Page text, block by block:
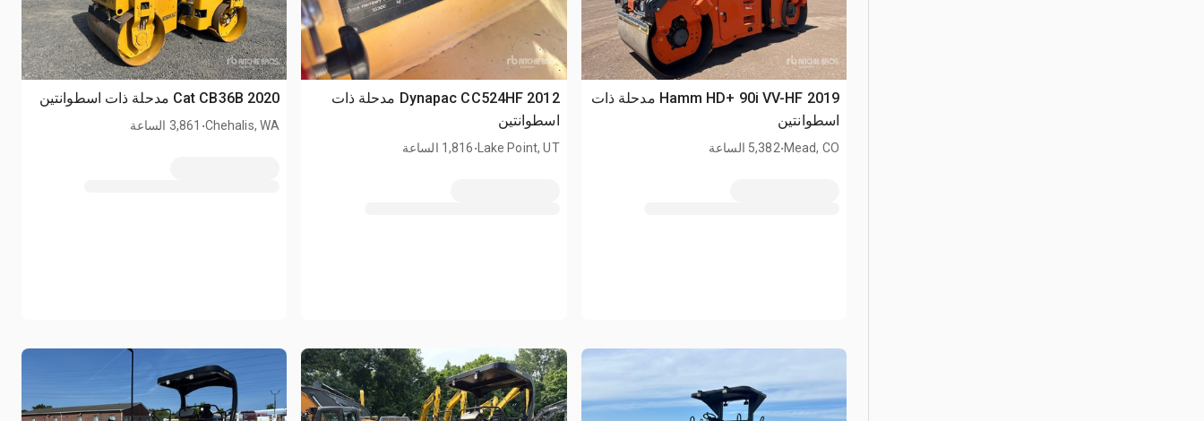
2019 Hamm HD+ 90i VV-HF مدحلة ذات
اسطوانتين
Mead, CO
.5,382 الساعة
2012 Dynapac CC524HF مدحلة ذات
اسطوانتين
Lake Point, UT
.1,816 الساعة
2020 Cat CB36B مدحلة ذات اسطوانتين
Chehalis, WA
. 3,861 الساعة